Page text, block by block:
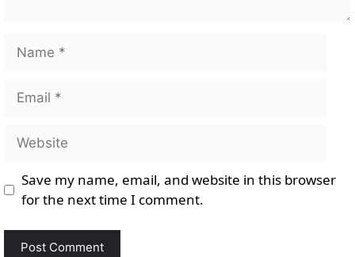
Name
Email
Website
Save my name, email, and website in this browser
for the next time I comment.